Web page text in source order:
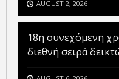
AUGUST 2, 2026
18η συνεχόμενη
διεθνή σειρά